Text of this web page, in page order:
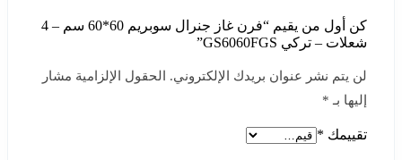
كن أول من يقيم “فرن غاز جنرال سوبريم 60*60 سم – 4
شعلات – تركي GS6060FGS”
لن يتم نشر عنوان بريدك الإلكتروني.
الحقول الإلزامية مشار
إليها بـ *
تقييمك *